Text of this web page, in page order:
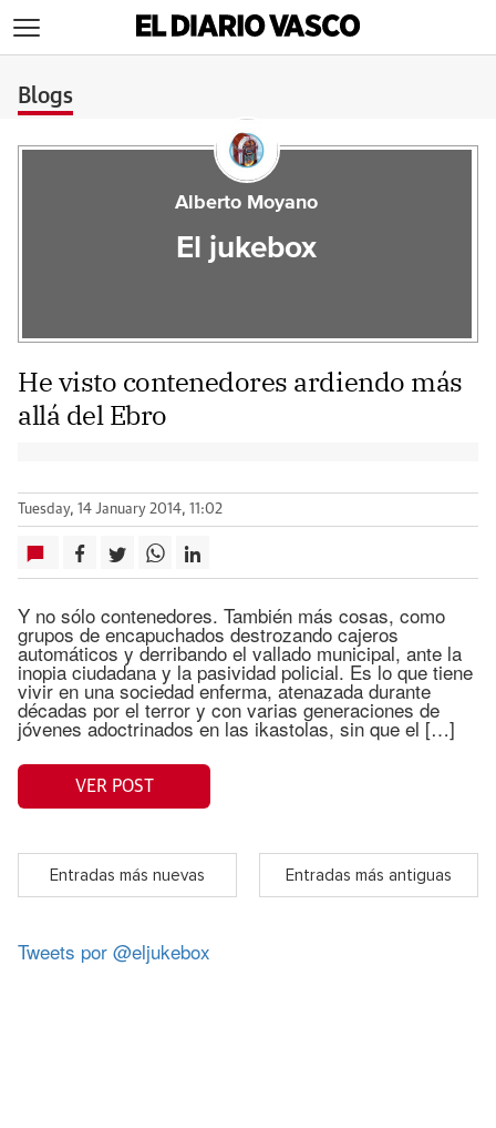
Blogs
Alberto Moyano
El jukebox
He visto contenedores ardiendo más
allá del Ebro
Tuesday, 14 January 2014, 11:02
Y no sólo contenedores. También más cosas, como
grupos de encapuchados destrozando cajeros
automáticos y derribando el vallado municipal, ante la
inopia ciudadana y la pasividad policial. Es lo que tiene
vivir en una sociedad enferma, atenazada durante
décadas por el terror y con varias generaciones de
jóvenes adoctrinados en las ikastolas, sin que el […]
VER POST
Entradas más nuevas Entradas más antiguas
Tweets por @eljukebox